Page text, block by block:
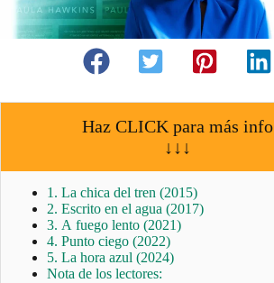
Haz CLICK para más info
↓↓↓
1. La chica del tren (2015)
2. Escrito en el agua (2017)
3. A fuego lento (2021)
4. Punto ciego (2022)
5. La hora azul (2024)
Nota de los lectores: